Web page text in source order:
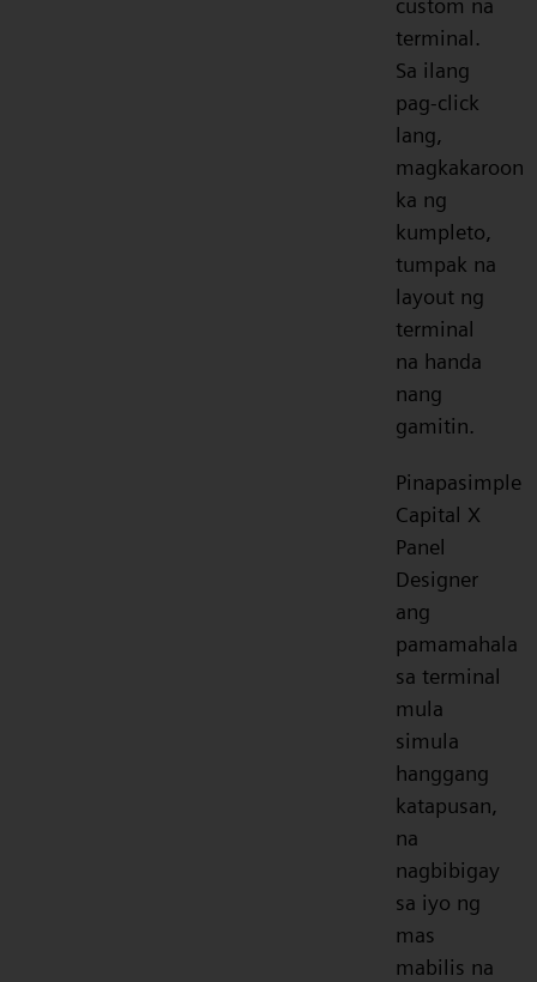
custom na
terminal.
Sa ilang
pag-click
lang,
magkakaroon
ka ng
kumpleto,
tumpak na
layout ng
terminal
na handa
nang
gamitin.
Pinapasimple
Capital X
Panel
Designer
ang
pamamahala
sa terminal
mula
simula
hanggang
katapusan,
na
nagbibigay
sa iyo ng
mas
mabilis na